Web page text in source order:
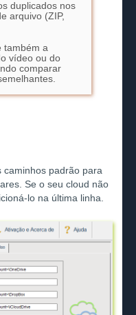
duplicados nos
arquivo (ZIP,
também a
vídeo ou do
comparar
caminhos padrão para
Se o seu cloud não
lo na última linha.